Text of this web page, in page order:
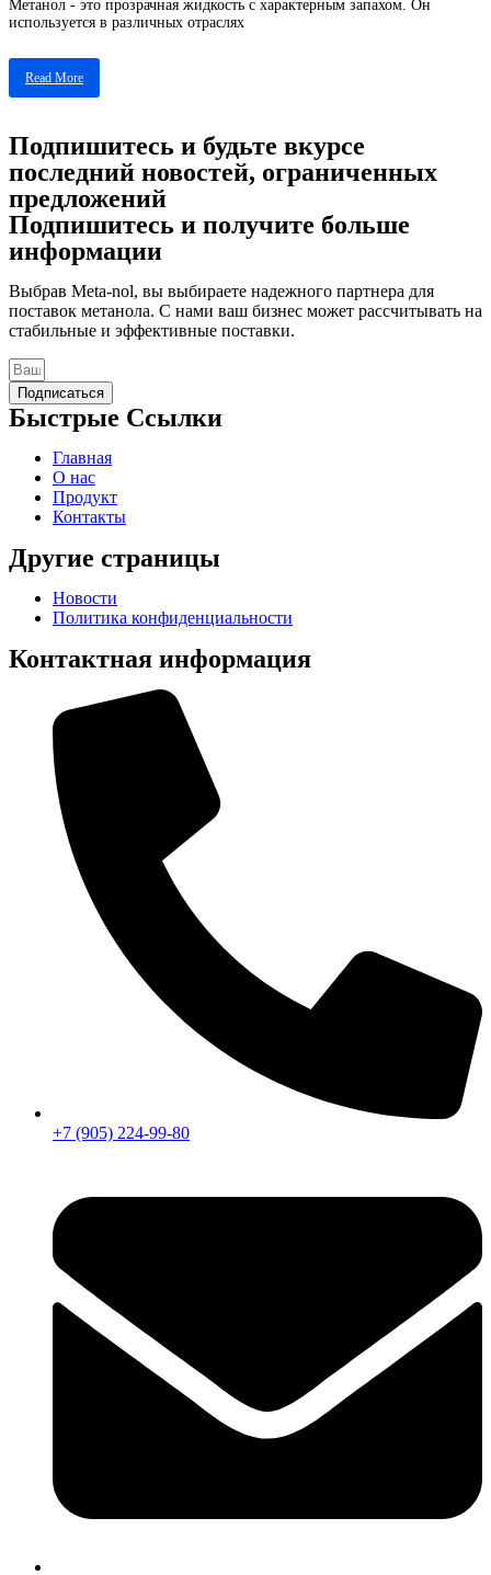
Метанол - это прозрачная жидкость с характерным запахом. Он
используется в различных отраслях
Read More
Подпишитесь и будьте вкурсе
последний новостей, ограниченных
предложений
Подпишитесь и получите больше
информации
Выбрав Meta-nol, вы выбираете надежного партнера для
поставок метанола. С нами ваш бизнес может рассчитывать на
стабильные и эффективные поставки.
Подписаться
Быстрые Ссылки
Главная
О нас
Продукт
Контакты
Другие страницы
Новости
Политика конфиденциальности
Контактная информация
+7 (905) 224-99-80